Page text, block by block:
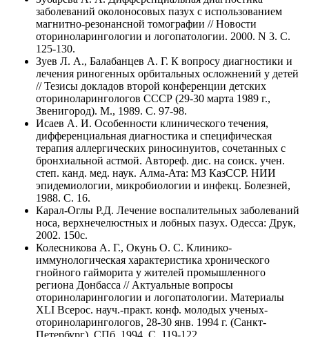
заболеваний околоносовых пазух с использованием
магнитно-резонансной томографии // Новости
оториноларингологии и логопатологии. 2000. N 3. C.
125-130.
Зуев Л. А., Балабанцев А. Г. К вопросу диагностики и
лечения риногенных орбитальных осложнений у детей
// Тезисы докладов второй конференции детских
оториноларингологов СССР (29-30 марта 1989 г.,
Звенигород). М., 1989. C. 97-98.
Исаев А. И. Особенности клинического течения,
дифференциальная диагностика и специфическая
терапия аллергических риносинуитов, сочетанных с
бронхиальной астмой. Автореф. дис. на соиск. учен.
степ. канд. мед. наук. Алма-Ата: МЗ КазССР. НИИ
эпидемиологии, микробиологии и инфекц. Болезней,
1988. C. 16.
Карал-Оглы Р.Д. Лечение воспалительных заболеваний
носа, верхнечелюстных и лобных пазух. Одесса: Друк,
2002. 150с.
Колесникова А. Г., Окунь О. С. Клинико-
иммунологическая характеристика хронического
гнойного гайморита у жителей промышленного
региона Донбасса // Актуальные вопросы
оториноларингологии и логопатологии. Материалы
XLI Всерос. науч.-практ. конф. молодых ученых-
оториноларингологов, 28-30 янв. 1994 г. (Санкт-